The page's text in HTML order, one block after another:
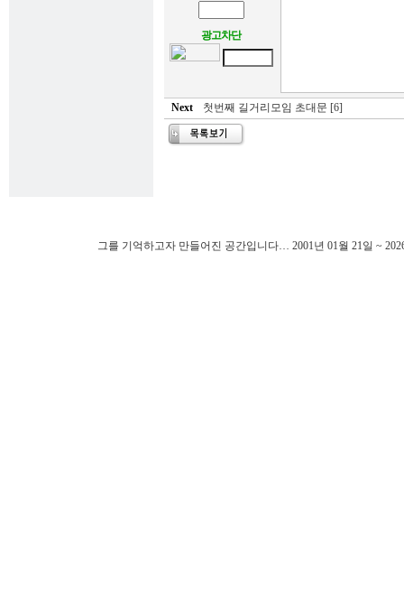
광고차단
Next 첫번째 길거리모임 초대문 [6]
그를 기억하고자 만들어진 공간입니다… 2001년 01월 21일 ~